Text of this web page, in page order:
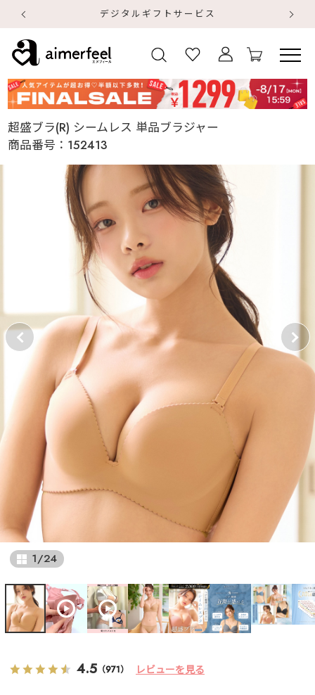
デジタルギフトサービス
超盛ブラ(R) シームレス 単品ブラジャー
商品番号： 152413
1/24
4.5 （971） レビューを見る